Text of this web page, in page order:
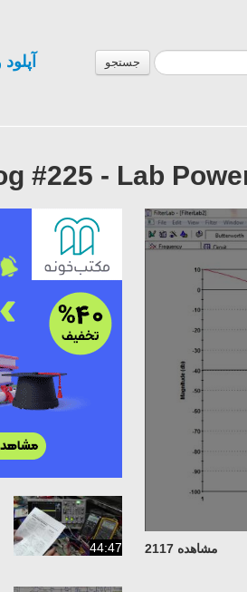
جستجو
#225 - Lab
مشاهده 2117 44:47